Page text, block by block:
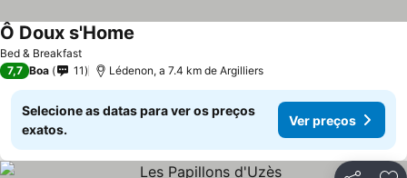
Bed & Breakfast
Ô Doux s'Home
7,7 Boa 11 Lédenon, a 7.4 km de Argilliers
Selecione as datas para ver os preços
exatos.
Ver preços